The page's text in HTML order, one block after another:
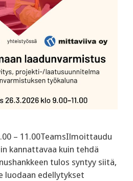
– 11.00TeamsIlmoittaudu
kannattavaa kuin tehdä
tulos syntyy siitä,
edellytykset